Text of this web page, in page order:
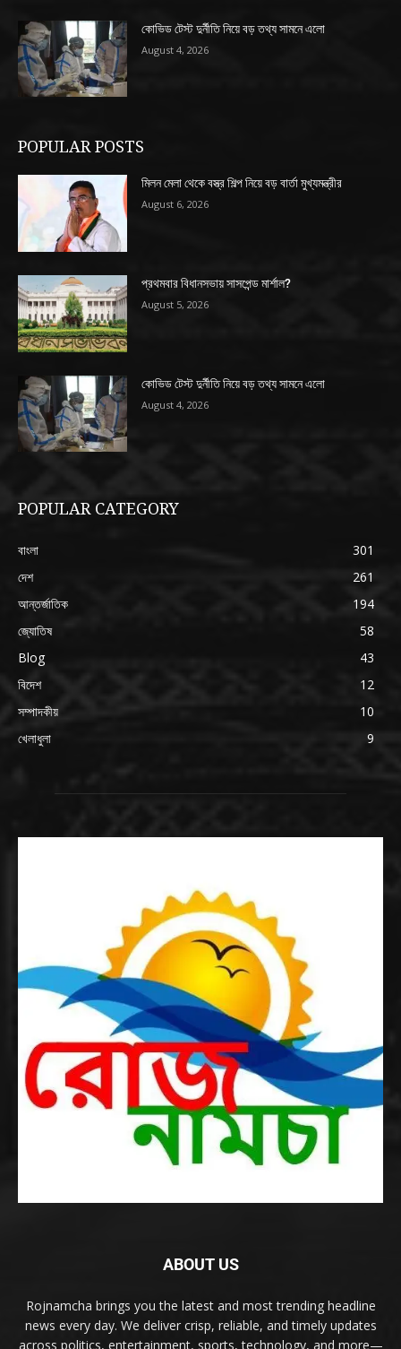
কোভিড টেস্ট দুর্নীতি নিয়ে বড় তথ্য সামনে এলো
August 4, 2026
POPULAR POSTS
মিলন মেলা থেকে বস্ত্র শিল্প নিয়ে বড় বার্তা মুখ্যমন্ত্রীর
August 6, 2026
প্রথমবার বিধানসভায় সাসপেন্ড মার্শাল?
August 5, 2026
কোভিড টেস্ট দুর্নীতি নিয়ে বড় তথ্য সামনে এলো
August 4, 2026
POPULAR CATEGORY
বাংলা
301
দেশ
261
আন্তর্জাতিক
194
জ্যোতিষ
58
Blog
43
বিদেশ
12
সম্পাদকীয়
10
খেলাধুলা
9
ABOUT US
Rojnamcha brings you the latest and most trending headline
news every day. We deliver crisp, reliable, and timely updates
across politics, entertainment, sports, technology, and more—